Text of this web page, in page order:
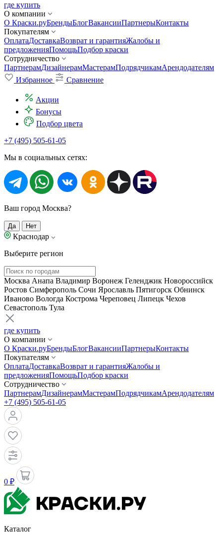
где купить
О компании
О Краски.руБрендыБлогВакансииПартнерыКонтакты
Покупателям
ОплатаДоставкаВозврат и гарантияЖалобы и
предложенияПомощьПодбор краски
Сотрудничество
ПартнерамДизайнерамМастерамПодрядчикамАрендодателям
Избранное
Сравнение
Акции
Бонусы
Подбор цвета
+7 (495) 505-61-05
Мы в социальных сетях:
Ваш город Москва?
Да Нет
Краснодар
Выберите регион
Москва Анапа Владимир Воронеж Геленджик Новороссийск
Ростов Симферополь Сочи Ярославль Пятигорск Обнинск
Иваново Вологда Кострома Череповец Липецк Чехов
Севастополь Тула
где купить
О компании
О Краски.руБрендыБлогВакансииПартнерыКонтакты
Покупателям
ОплатаДоставкаВозврат и гарантияЖалобы и
предложенияПомощьПодбор краски
Сотрудничество
ПартнерамДизайнерамМастерамПодрядчикамАрендодателям
+7 (495) 505-61-05
0 ₽
Каталог